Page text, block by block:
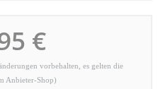
€
vorbehalten, es gelten die
Anbieter-Shop)